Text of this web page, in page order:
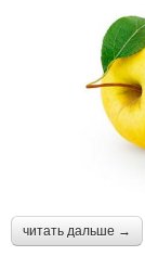
читать дальше →